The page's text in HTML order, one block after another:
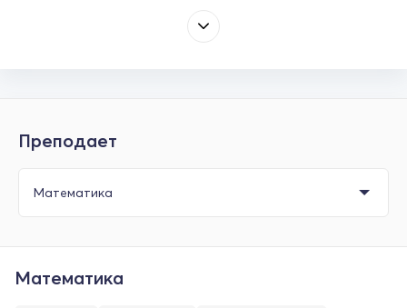
Преподает
Математика